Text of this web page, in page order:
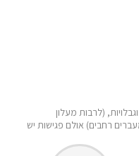
(לרבות מעלון
רחבים) אולם פגישות יש